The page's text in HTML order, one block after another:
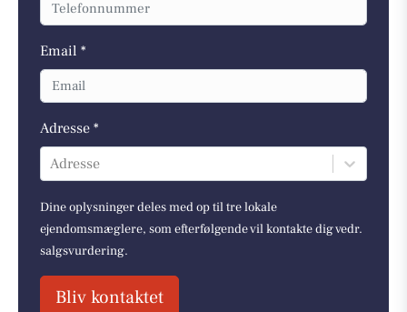
Email *
Adresse *
Adresse
Dine oplysninger deles med op til tre lokale
ejendomsmæglere, som efterfølgende vil kontakte dig vedr.
salgsvurdering.
Bliv kontaktet